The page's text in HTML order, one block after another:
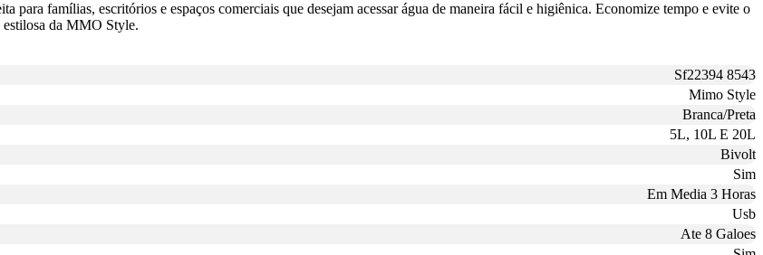
famílias, escritórios e espaços comerciais que desejam acessar água de maneira fácil e higiênica. Economize tempo e evite o
estilosa da MMO Style.
Sf22394 8543
Mimo Style
Branca/Preta
5L, 10L E 20L
Bivolt
Sim
Em Media 3 Horas
Usb
Ate 8 Galoes